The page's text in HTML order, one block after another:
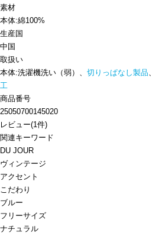
素材
本体:綿100%
生産国
中国
取扱い
本体:洗濯機洗い（弱）、 切りっぱなし製品、
工
商品番号
25050700145020
レビュー(1件)
関連キーワード
DU JOUR
ヴィンテージ
アクセント
こだわり
ブルー
フリーサイズ
ナチュラル